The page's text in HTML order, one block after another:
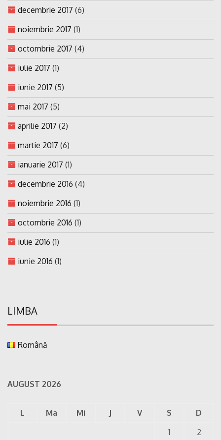
decembrie 2017 (6)
noiembrie 2017 (1)
octombrie 2017 (4)
iulie 2017 (1)
iunie 2017 (5)
mai 2017 (5)
aprilie 2017 (2)
martie 2017 (6)
ianuarie 2017 (1)
decembrie 2016 (4)
noiembrie 2016 (1)
octombrie 2016 (1)
iulie 2016 (1)
iunie 2016 (1)
LIMBA
Română
AUGUST 2026
L Ma Mi J V S
D
1
2